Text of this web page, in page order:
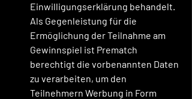
Einwilligungserklärung behandelt.
Als Gegenleistung für die
Ermöglichung der Teilnahme am
Gewinnspiel ist Prematch
berechtigt die vorbenannten Daten
zu verarbeiten, um den
Teilnehmern Werbung in Form